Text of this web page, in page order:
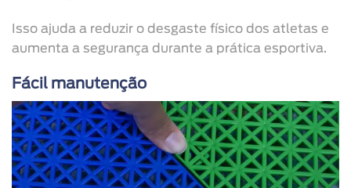
Isso ajuda a reduzir o desgaste físico dos atletas e
aumenta a segurança durante a prática esportiva.
Fácil manutenção